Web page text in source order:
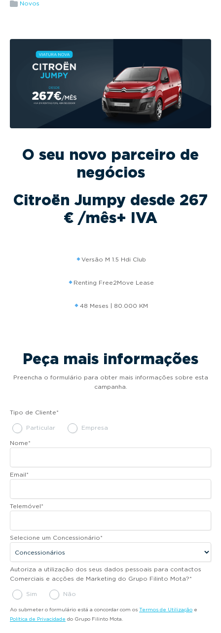
g
i
Novos
O seu novo parceiro de
negócios
Citroën Jumpy desde 267
€ /mês+ IVA
Versão M 1.5 Hdi Club
Renting Free2Move Lease
48 Meses | 80.000 KM
Peça mais informações
Preencha o formulário para obter mais informações sobre esta
campanha.
Tipo de Cliente*
Particular Empresa
Nome*
Email*
Telemóvel*
Selecione um Concessionário*
Autoriza a utilização dos seus dados pessoais para contactos
Comerciais e acções de Marketing do Grupo Filinto Mota?*
Sim Não
Ao submeter o formulário está a concordar com os Termos de Utilização e
Política de Privacidade do Grupo Filinto Mota.